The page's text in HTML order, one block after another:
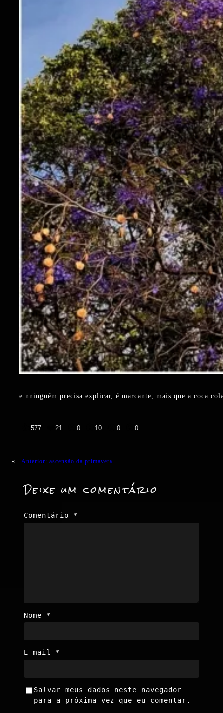
e nninguém precisa explicar, é marcante, mais que a coca
577 21 0 10 0 0
« Anterior: ascensão da primavera
Deixe um comentário
Comentário *
Nome *
E-mail *
Salvar meus dados neste navegador
para a próxima vez que eu comentar.